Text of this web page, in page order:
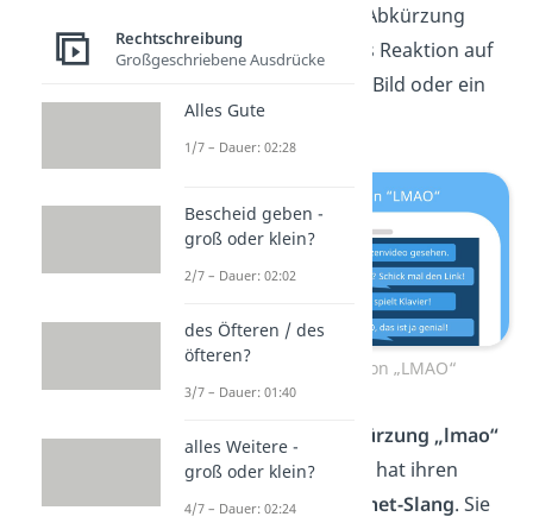
witzig findest. Die Abkürzung
kannst du dabei als Reaktion auf
eine Nachricht, ein Bild oder ein
Video nutzen.
Verwendung von „LMAO“
Übrigens:
Abkürzung „lmao“
oder auch„LMAO“
hat ihren
Ursprung im
Internet-Slang. Sie
Rechtschreibung
Großgeschriebene Ausdrücke
Alles Gute
1/7 – Dauer: 02:28
Bescheid geben -
groß oder klein?
2/7 – Dauer: 02:02
des Öfteren / des
öfteren?
3/7 – Dauer: 01:40
alles Weitere -
groß oder klein?
4/7 – Dauer: 02:24